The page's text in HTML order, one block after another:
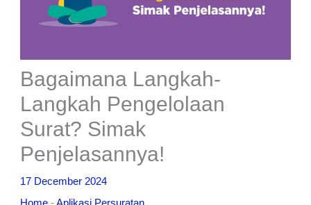
Bagaimana Langkah-
Langkah Pengelolaan
Surat? Simak
Penjelasannya!
17 December 2024
Home -Aplikasi Persuratan